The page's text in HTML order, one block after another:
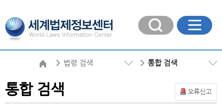
법령 검색 통합 검색
오류신고
통합 검색